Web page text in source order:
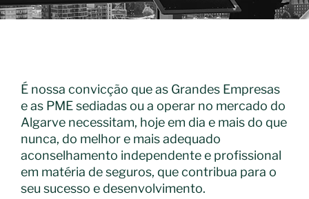
É nossa convicção que as Grandes Empresas
e as PME sediadas ou a operar no mercado do
Algarve necessitam, hoje em dia e mais do que
nunca, do melhor e mais adequado
aconselhamento independente e profissional
em matéria de seguros, que contribua para o
seu sucesso e desenvolvimento.